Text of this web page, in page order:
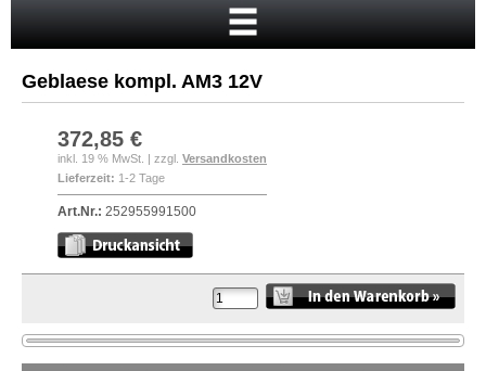
Neukunde?
Kasse
Anmelden
Geblaese kompl. AM3 12V
372,85 €
inkl. 19 % MwSt. | zzgl. Versandkosten
Lieferzeit: 1-2 Tage
Art.Nr.: 252955991500